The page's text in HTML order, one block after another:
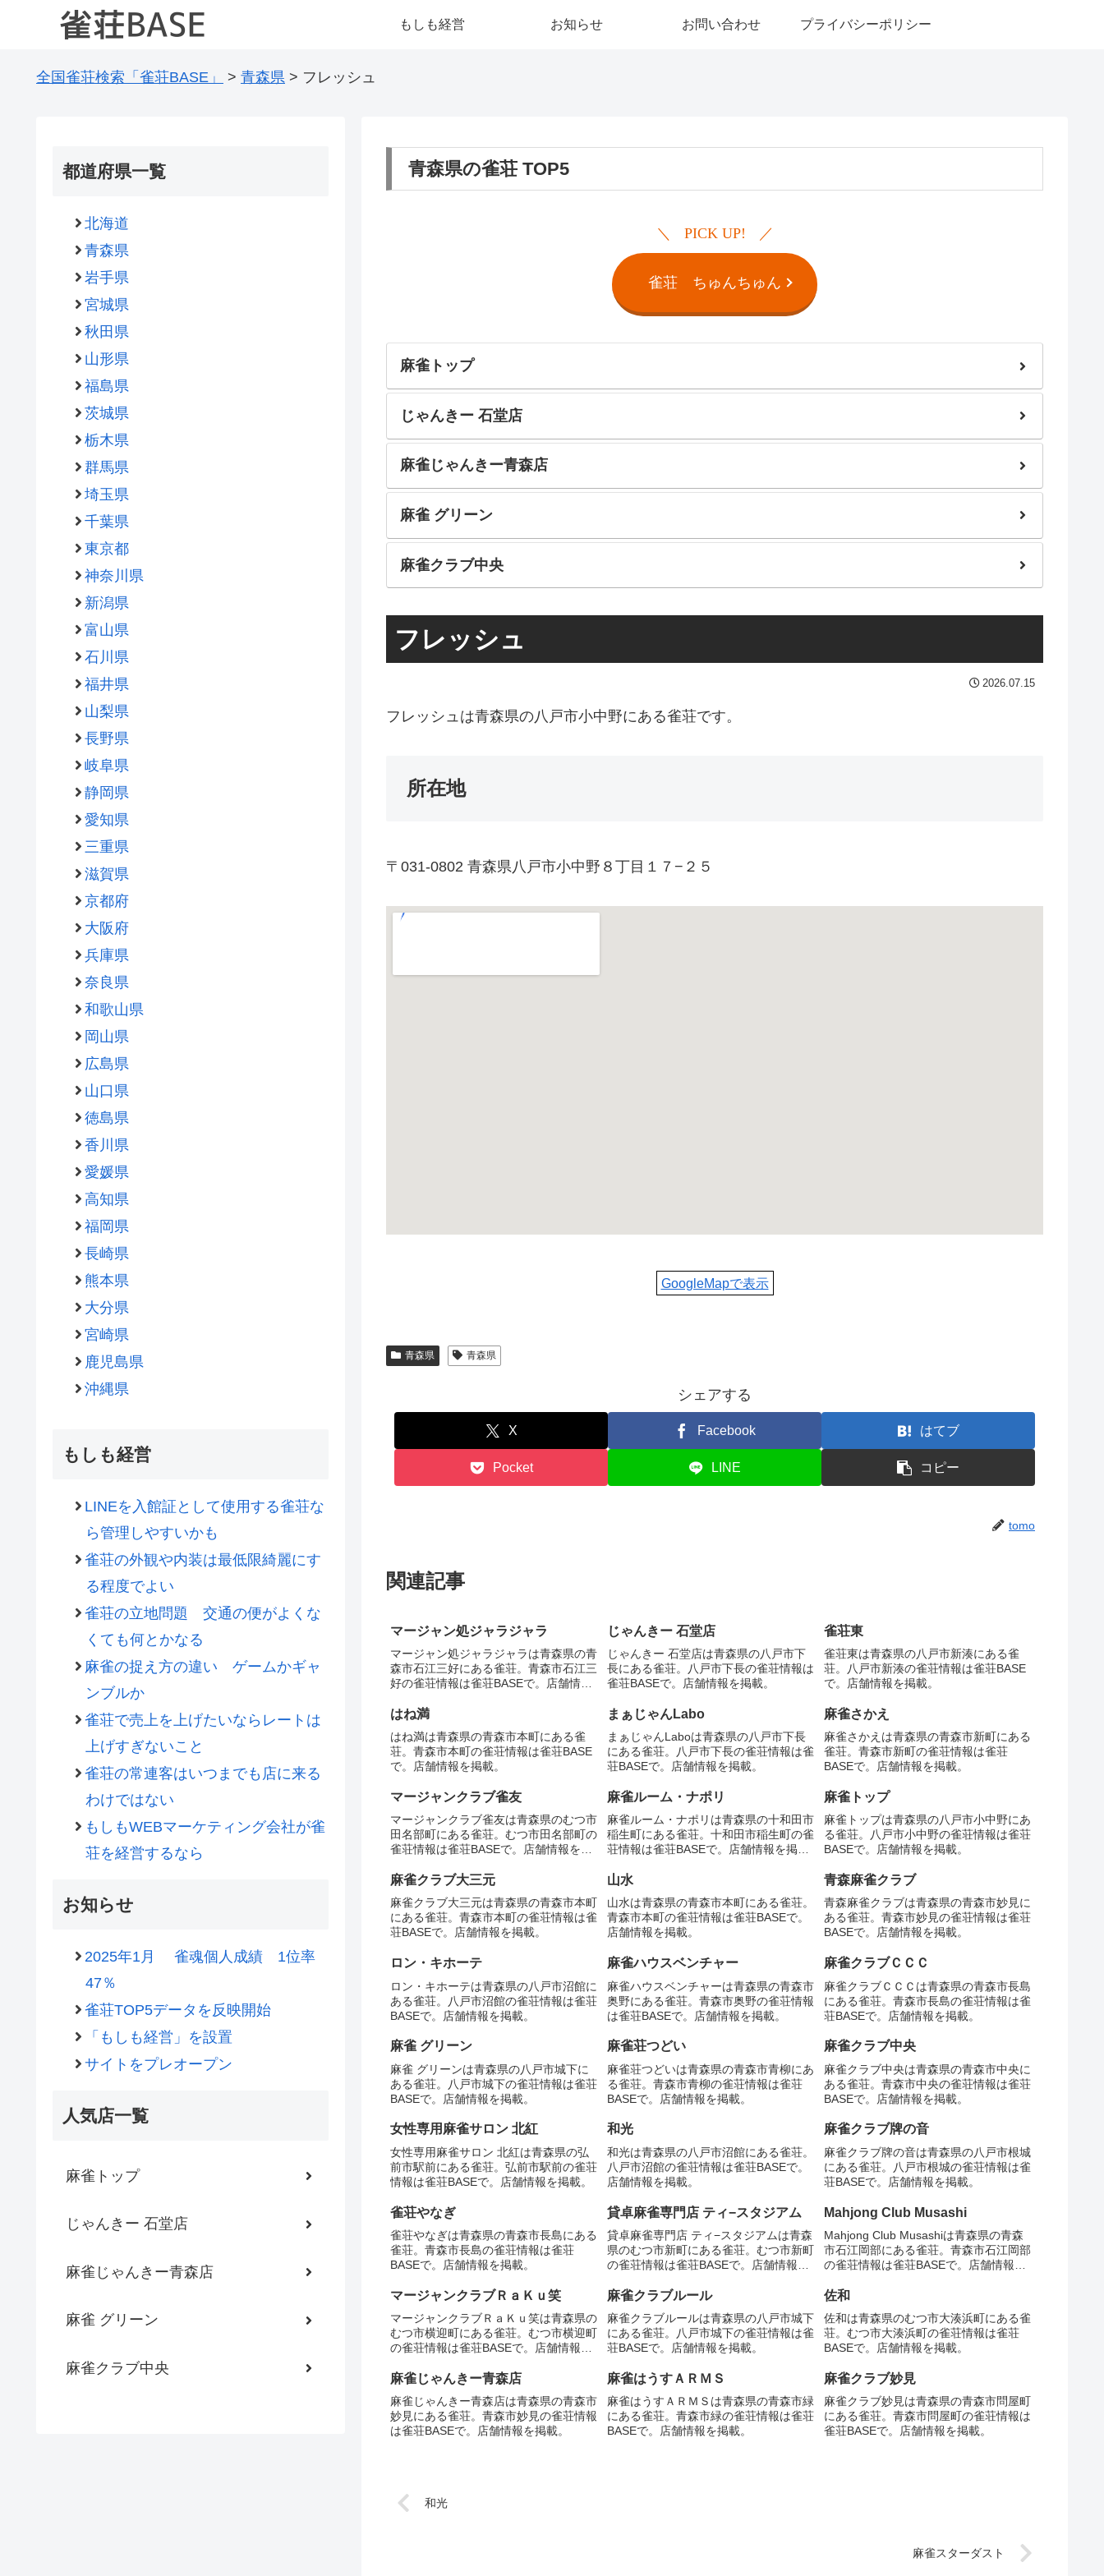
もしも経営 お知らせ お問い合わせ プライバシーポリシー
全国雀荘検索「雀荘BASE」 > 青森県 > フレッシュ
青森県の雀荘 TOP5
PICK UP!
雀荘 ちゅんちゅん
麻雀トップ
じゃんきー 石堂店
麻雀じゃんきー青森店
麻雀 グリーン
麻雀クラブ中央
フレッシュ
2026.07.15
フレッシュは青森県の八戸市小中野にある雀荘です。
所在地
〒031-0802 青森県八戸市小中野８丁目１７−２５
GoogleMapで表示
青森県 青森県
シェアする
X Facebook はてブ
Pocket LINE コピー
tomo
関連記事
マージャン処ジャラジャラ
マージャン処ジャラジャラは青森県の青
森市石江三好にある雀荘。青森市石江三
好の雀荘情報は雀荘BASEで。店舗情報
じゃんきー 石堂店
じゃんきー 石堂店は青森県の八戸市下
長にある雀荘。八戸市下長の雀荘情報は
雀荘BASEで。店舗情報を掲載。
雀荘東
雀荘東は青森県の八戸市新湊にある雀
荘。八戸市新湊の雀荘情報は雀荘BASE
で。店舗情報を掲載。
はね満
はね満は青森県の青森市本町にある雀
荘。青森市本町の雀荘情報は雀荘BASE
で。店舗情報を掲載。
まぁじゃんLabo
まぁじゃんLaboは青森県の八戸市下長
にある雀荘。八戸市下長の雀荘情報は雀
荘BASEで。店舗情報を掲載。
麻雀さかえ
麻雀さかえは青森県の青森市新町にある
雀荘。青森市新町の雀荘情報は雀荘
BASEで。店舗情報を掲載。
マージャンクラブ雀友
マージャンクラブ雀友は青森県のむつ市
田名部町にある雀荘。むつ市田名部町の
雀荘情報は雀荘BASEで。店舗情報を掲
麻雀ルーム・ナポリ
麻雀ルーム・ナポリは青森県の十和田市
稲生町にある雀荘。十和田市稲生町の雀
荘情報は雀荘BASEで。店舗情報を掲
麻雀トップ
麻雀トップは青森県の八戸市小中野にあ
る雀荘。八戸市小中野の雀荘情報は雀荘
BASEで。店舗情報を掲載。
麻雀クラブ大三元
麻雀クラブ大三元は青森県の青森市本町
にある雀荘。青森市本町の雀荘情報は雀
荘BASEで。店舗情報を掲載。
山水
山水は青森県の青森市本町にある雀荘。
青森市本町の雀荘情報は雀荘BASEで。
店舗情報を掲載。
青森麻雀クラブ
青森麻雀クラブは青森県の青森市妙見に
ある雀荘。青森市妙見の雀荘情報は雀荘
BASEで。店舗情報を掲載。
ロン・キホーテ
ロン・キホーテは青森県の八戸市沼館に
ある雀荘。八戸市沼館の雀荘情報は雀荘
BASEで。店舗情報を掲載。
麻雀ハウスベンチャー
麻雀ハウスベンチャーは青森県の青森市
奥野にある雀荘。青森市奥野の雀荘情報
は雀荘BASEで。店舗情報を掲載。
麻雀クラブＣＣＣ
麻雀クラブＣＣＣは青森県の青森市長島
にある雀荘。青森市長島の雀荘情報は雀
荘BASEで。店舗情報を掲載。
麻雀 グリーン
麻雀 グリーンは青森県の八戸市城下に
ある雀荘。八戸市城下の雀荘情報は雀荘
BASEで。店舗情報を掲載。
麻雀荘つどい
麻雀荘つどいは青森県の青森市青柳にあ
る雀荘。青森市青柳の雀荘情報は雀荘
BASEで。店舗情報を掲載。
麻雀クラブ中央
麻雀クラブ中央は青森県の青森市中央に
ある雀荘。青森市中央の雀荘情報は雀荘
BASEで。店舗情報を掲載。
女性専用麻雀サロン 北紅
女性専用麻雀サロン 北紅は青森県の弘
前市駅前にある雀荘。弘前市駅前の雀荘
情報は雀荘BASEで。店舗情報を掲載。
和光
和光は青森県の八戸市沼館にある雀荘。
八戸市沼館の雀荘情報は雀荘BASEで。
店舗情報を掲載。
麻雀クラブ牌の音
麻雀クラブ牌の音は青森県の八戸市根城
にある雀荘。八戸市根城の雀荘情報は雀
荘BASEで。店舗情報を掲載。
雀荘やなぎ
雀荘やなぎは青森県の青森市長島にある
雀荘。青森市長島の雀荘情報は雀荘
BASEで。店舗情報を掲載。
貸卓麻雀専門店 ティ−スタジアム
貸卓麻雀専門店 ティ−スタジアムは青森
県のむつ市新町にある雀荘。むつ市新町
の雀荘情報は雀荘BASEで。店舗情報を
Mahjong Club Musashi
Mahjong Club Musashiは青森県の青森
市石江岡部にある雀荘。青森市石江岡部
の雀荘情報は雀荘BASEで。店舗情報を
マージャンクラブＲａＫｕ笑
マージャンクラブＲａＫｕ笑は青森県の
むつ市横迎町にある雀荘。むつ市横迎町
の雀荘情報は雀荘BASEで。店舗情報を
麻雀クラブルール
麻雀クラブルールは青森県の八戸市城下
にある雀荘。八戸市城下の雀荘情報は雀
荘BASEで。店舗情報を掲載。
佐和
佐和は青森県のむつ市大湊浜町にある雀
荘。むつ市大湊浜町の雀荘情報は雀荘
BASEで。店舗情報を掲載。
麻雀じゃんきー青森店
麻雀じゃんきー青森店は青森県の青森市
妙見にある雀荘。青森市妙見の雀荘情報
は雀荘BASEで。店舗情報を掲載。
麻雀はうすＡＲＭＳ
麻雀はうすＡＲＭＳは青森県の青森市緑
にある雀荘。青森市緑の雀荘情報は雀荘
BASEで。店舗情報を掲載。
麻雀クラブ妙見
麻雀クラブ妙見は青森県の青森市問屋町
にある雀荘。青森市問屋町の雀荘情報は
雀荘BASEで。店舗情報を掲載。
和光
麻雀スターダスト
都道府県一覧
北海道
青森県
岩手県
宮城県
秋田県
山形県
福島県
茨城県
栃木県
群馬県
埼玉県
千葉県
東京都
神奈川県
新潟県
富山県
石川県
福井県
山梨県
長野県
岐阜県
静岡県
愛知県
三重県
滋賀県
京都府
大阪府
兵庫県
奈良県
和歌山県
岡山県
広島県
山口県
徳島県
香川県
愛媛県
高知県
福岡県
長崎県
熊本県
大分県
宮崎県
鹿児島県
沖縄県
もしも経営
LINEを入館証として使用する雀荘な
ら管理しやすいかも
雀荘の外観や内装は最低限綺麗にす
る程度でよい
雀荘の立地問題 交通の便がよくな
くても何とかなる
麻雀の捉え方の違い ゲームかギャ
ンブルか
雀荘で売上を上げたいならレートは
上げすぎないこと
雀荘の常連客はいつまでも店に来る
わけではない
もしもWEBマーケティング会社が雀
荘を経営するなら
お知らせ
2025年1月 雀魂個人成績 1位率
47％
雀荘TOP5データを反映開始
「もしも経営」を設置
サイトをプレオープン
人気店一覧
麻雀トップ
じゃんきー 石堂店
麻雀じゃんきー青森店
麻雀 グリーン
麻雀クラブ中央